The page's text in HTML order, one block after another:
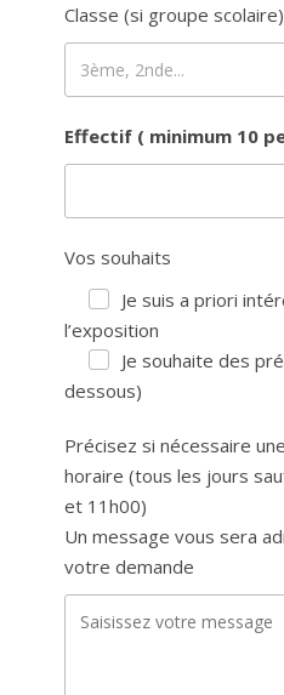
Classe (si groupe scolaire)
Effectif ( minimum 10
Vos souhaits
Je suis a priori
l’exposition
Je souhaite des
dessous)
Précisez si nécessaire
horaire (tous les jours
et 11h00)
Un message vous sera
votre demande